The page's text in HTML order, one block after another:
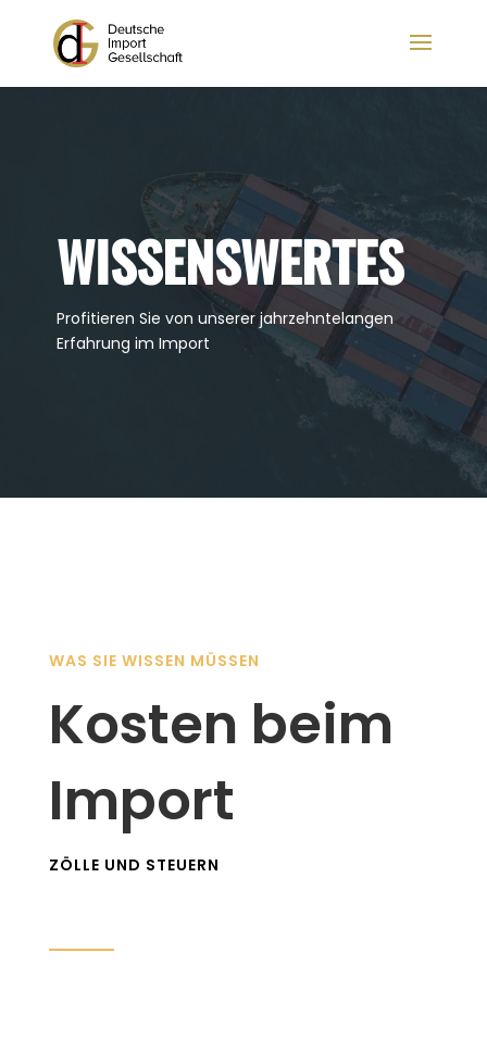
WISSENSWERTES
Profitieren Sie von unserer jahrzehntelangen
Erfahrung im Import
WAS SIE WISSEN MÜSSEN
Kosten beim
Import
ZÖLLE UND STEUERN